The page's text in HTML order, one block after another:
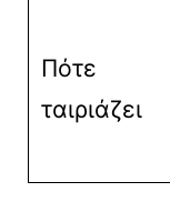
Πότε
ταιριάζει